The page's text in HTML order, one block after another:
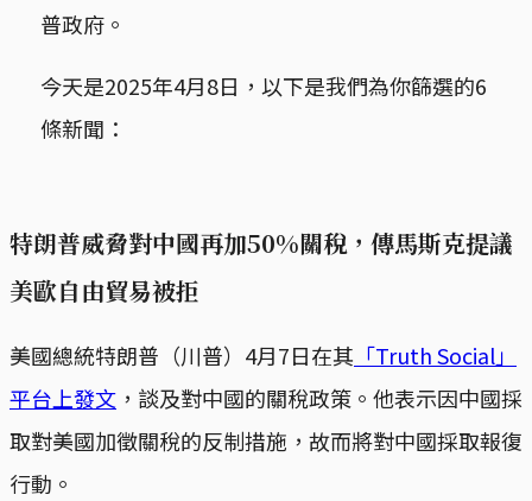
普政府。
今天是2025年4月8日，以下是我們為你篩選的6
條新聞：
特朗普威脅對中國再加50%關稅，傳馬斯克提議
美歐自由貿易被拒
美國總統特朗普（川普）4月7日在其 「Truth Social」
平台上發文 ，談及對中國的關稅政策。他表示因中國採
取對美國加徵關稅的反制措施，故而將對中國採取報復
行動。